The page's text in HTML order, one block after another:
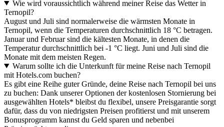
Wie wird voraussichtlich während meiner Reise das Wetter in
Ternopil?
August und Juli sind normalerweise die wärmsten Monate in
Ternopil, wenn die Temperaturen durchschnittlich 18 °C betragen.
Januar und Februar sind die kältesten Monate, in denen die
Temperatur durchschnittlich bei -1 °C liegt. Juni und Juli sind die
Monate mit dem meisten Regen.
Warum sollte ich die Unterkunft für meine Reise nach Ternopil
mit Hotels.com buchen?
Es gibt eine Reihe guter Gründe, deine Reise nach Ternopil bei uns
zu buchen: Dank unserer Optionen der kostenlosen Stornierung bei
ausgewählten Hotels* bleibst du flexibel, unsere Preisgarantie sorgt
dafür, dass du von niedrigsten Preisen profitierst und mit unserem
Bonusprogramm kannst du Geld sparen und nebenbei